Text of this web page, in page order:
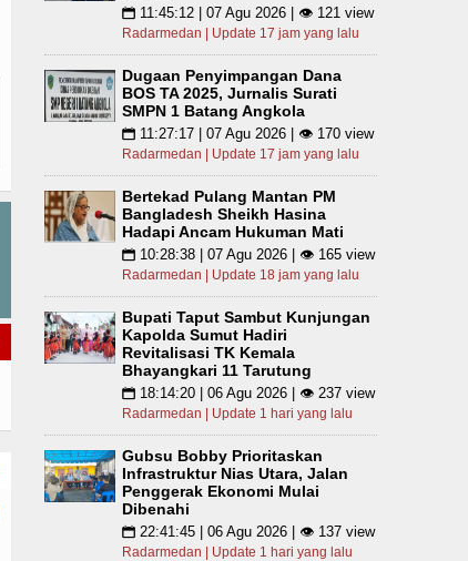
📅 11:45:12 | 07 Agu 2026 | 👁 121 view
Radarmedan | Update 17 jam yang lalu
Dugaan Penyimpangan Dana
BOS TA 2025, Jurnalis Surati
SMPN 1 Batang Angkola
📅 11:27:17 | 07 Agu 2026 | 👁 170 view
Radarmedan | Update 17 jam yang lalu
Bertekad Pulang Mantan PM
Bangladesh Sheikh Hasina
Hadapi Ancam Hukuman Mati
📅 10:28:38 | 07 Agu 2026 | 👁 165 view
Radarmedan | Update 18 jam yang lalu
Bupati Taput Sambut Kunjungan
Kapolda Sumut Hadiri
Revitalisasi TK Kemala
Bhayangkari 11 Tarutung
📅 18:14:20 | 06 Agu 2026 | 👁 237 view
Radarmedan | Update 1 hari yang lalu
Gubsu Bobby Prioritaskan
Infrastruktur Nias Utara, Jalan
Penggerak Ekonomi Mulai
Dibenahi
📅 22:41:45 | 06 Agu 2026 | 👁 137 view
Radarmedan | Update 1 hari yang lalu